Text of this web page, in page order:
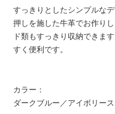
すっきりとしたシンプルな
押しを施した牛革でお作り
ド類もすっきり収納できま
すく便利です。
カラー：
ダークブルー／アイボリー